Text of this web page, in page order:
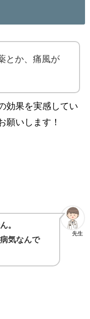
とか、痛風が
効果を実感してい
願いします！
先生
。
気なんで